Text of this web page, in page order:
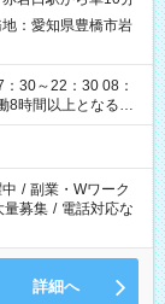
：愛知県豊橋市岩
30～22：30 08：
時間以上となる勤
/ 副業・Wワーク
量募集 / 電話対応な
詳細へ